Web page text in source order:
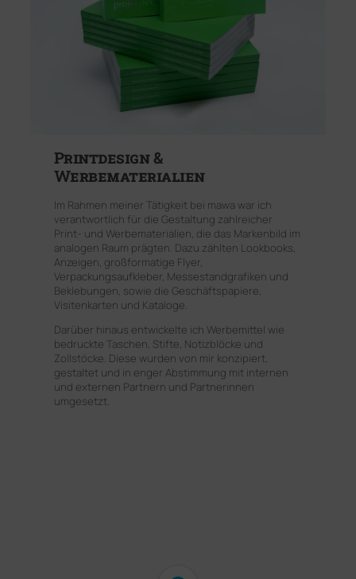
Printdesign &
Werbematerialien
Im Rahmen meiner Tätigkeit bei mawa war ich
verantwortlich für die Gestaltung zahlreicher
Print- und Werbematerialien, die das Markenbild im
analogen Raum prägten. Dazu zählten Lookbooks,
Anzeigen, großformatige Flyer,
Verpackungsaufkleber, Messestandgrafiken und
Beklebungen, sowie die Geschäftspapiere,
Visitenkarten und Kataloge.
Darüber hinaus entwickelte ich Werbemittel wie
bedruckte Taschen, Stifte, Notizblöcke und
Zollstöcke. Diese wurden von mir konzipiert,
gestaltet und in enger Abstimmung mit internen
und externen Partnern und Partnerinnen
umgesetzt.